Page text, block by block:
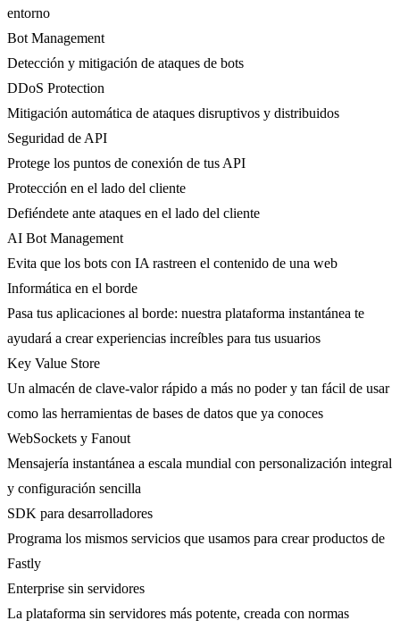
entorno
Bot Management
Detección y mitigación de ataques de bots
DDoS Protection
Mitigación automática de ataques disruptivos y distribuidos
Seguridad de API
Protege los puntos de conexión de tus API
Protección en el lado del cliente
Defiéndete ante ataques en el lado del cliente
AI Bot Management
Evita que los bots con IA rastreen el contenido de una web
Informática en el borde
Pasa tus aplicaciones al borde: nuestra plataforma instantánea te
ayudará a crear experiencias increíbles para tus usuarios
Key Value Store
Un almacén de clave-valor rápido a más no poder y tan fácil de usar
como las herramientas de bases de datos que ya conoces
WebSockets y Fanout
Mensajería instantánea a escala mundial con personalización integral
y configuración sencilla
SDK para desarrolladores
Programa los mismos servicios que usamos para crear productos de
Fastly
Enterprise sin servidores
La plataforma sin servidores más potente, creada con normas